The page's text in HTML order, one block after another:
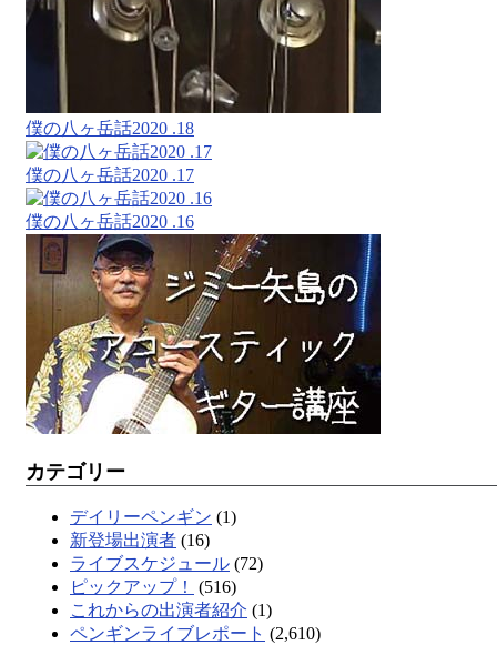
僕の八ヶ岳話2020 .18
僕の八ヶ岳話2020 .17
僕の八ヶ岳話2020 .16
カテゴリー
デイリーペンギン (1)
新登場出演者 (16)
ライブスケジュール (72)
ピックアップ！
(516)
これからの出演者紹介 (1)
ペンギンライブレポート (2,610)